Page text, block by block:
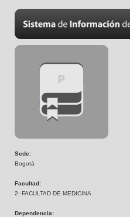
Sede:
Bogotá
Facultad:
2- FACULTAD DE MEDICINA
Dependencia: